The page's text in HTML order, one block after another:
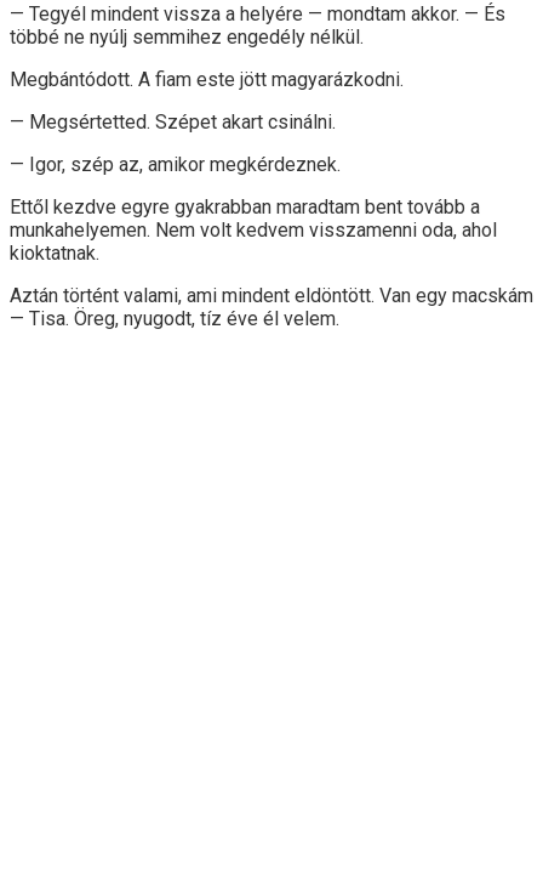
— Tegyél mindent vissza a helyére — mondtam akkor. — És
többé ne nyúlj semmihez engedély nélkül.
Megbántódott. A fiam este jött magyarázkodni.
— Megsértetted. Szépet akart csinálni.
— Igor, szép az, amikor megkérdeznek.
Ettől kezdve egyre gyakrabban maradtam bent tovább a
munkahelyemen. Nem volt kedvem visszamenni oda, ahol
kioktatnak.
Aztán történt valami, ami mindent eldöntött. Van egy macskám
— Tisa. Öreg, nyugodt, tíz éve él velem.